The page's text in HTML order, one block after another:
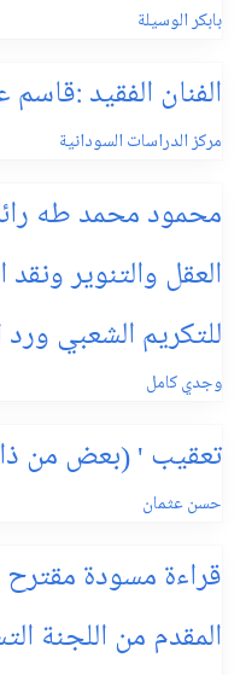
بابكر الوسيلة
الفنان الفقيد :قاسم
مركز الدراسات السودانية
محمود محمد طه
العقل والتنوير
للتكريم الشعبي
وجدي كامل
تعقيب ' (بعض من
حسن عثمان
المقدم من اللجنة